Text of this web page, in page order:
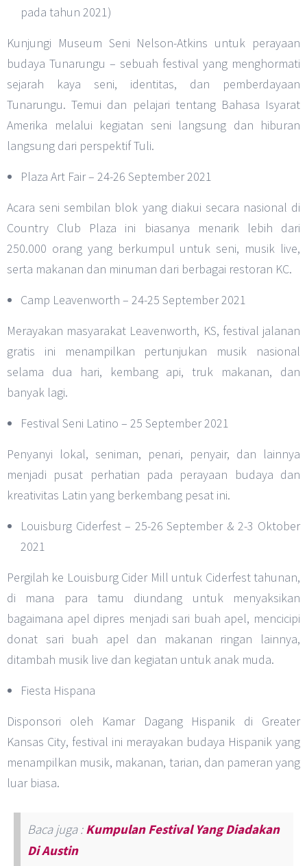
pada tahun 2021)
Kunjungi Museum Seni Nelson-Atkins untuk perayaan
budaya Tunarungu – sebuah festival yang menghormati
sejarah kaya seni, identitas, dan pemberdayaan
Tunarungu. Temui dan pelajari tentang Bahasa Isyarat
Amerika melalui kegiatan seni langsung dan hiburan
langsung dari perspektif Tuli.
Plaza Art Fair – 24-26 September 2021
Acara seni sembilan blok yang diakui secara nasional di
Country Club Plaza ini biasanya menarik lebih dari
250.000 orang yang berkumpul untuk seni, musik live,
serta makanan dan minuman dari berbagai restoran KC.
Camp Leavenworth – 24-25 September 2021
Merayakan masyarakat Leavenworth, KS, festival jalanan
gratis ini menampilkan pertunjukan musik nasional
selama dua hari, kembang api, truk makanan, dan
banyak lagi.
Festival Seni Latino – 25 September 2021
Penyanyi lokal, seniman, penari, penyair, dan lainnya
menjadi pusat perhatian pada perayaan budaya dan
kreativitas Latin yang berkembang pesat ini.
Louisburg Ciderfest – 25-26 September & 2-3 Oktober
2021
Pergilah ke Louisburg Cider Mill untuk Ciderfest tahunan,
di mana para tamu diundang untuk menyaksikan
bagaimana apel dipres menjadi sari buah apel, mencicipi
donat sari buah apel dan makanan ringan lainnya,
ditambah musik live dan kegiatan untuk anak muda.
Fiesta Hispana
Disponsori oleh Kamar Dagang Hispanik di Greater
Kansas City, festival ini merayakan budaya Hispanik yang
menampilkan musik, makanan, tarian, dan pameran yang
luar biasa.
Baca juga :Kumpulan Festival Yang Diadakan
Di Austin